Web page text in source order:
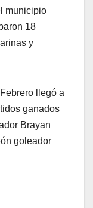
municipio
18
y
llegó a
ganados
Brayan
goleador